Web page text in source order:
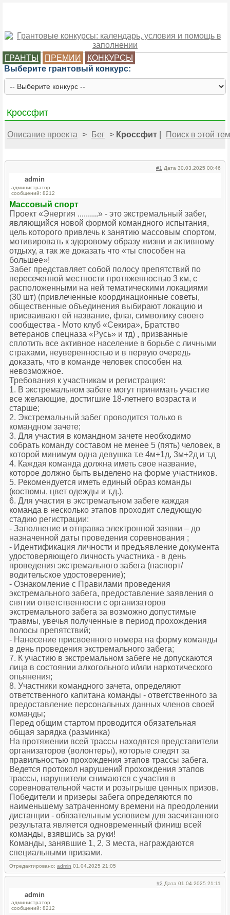
ГРАНТЫ ПРЕМИИ
КОНКУРСЫ
Выберите грантовый конкурс:
Кроссфит
Описание проекта > Бег > Кроссфит Поиск в этой
#1 Дата 30.03.2025 00:46
admin
администратор
сообщений: 8212
Массовый спорт
Проект «Энергия ..........» - это экстремальный забег,
являющийся новой формой командного испытания,
цель которого привлечь к занятию массовым спортом,
мотивировать к здоровому образу жизни и активному
отдыху, а так же доказать что «ты способен на
большее»!
Забег представляет собой полосу препятствий по
пересеченной местности протяженностью 3 км, с
расположенными на ней тематическими локациями
(30 шт) (привлеченные координационные советы,
общественные объединения выбирают локацию и
присваивают ей название, флаг, символику своего
сообщества - Мото клуб «Секира», Братство
ветеранов спецназа «Русь» и тд) , призванные
сплотить все активное население в борьбе с личными
страхами, неуверенностью и в первую очередь
доказать, что в команде человек способен на
невозможное.
Требования к участникам и регистрация:
1. В экстремальном забеге могут принимать участие
все желающие, достигшие 18-летнего возраста и
старше;
2. Экстремальный забег проводится только в
командном зачете;
3. Для участия в командном зачете необходимо
собрать команду составом не менее 5 (пять) человек, в
которой минимум одна девушка т.е 4м+1д, 3м+2д и т.д
4. Каждая команда должна иметь свое название,
которое должно быть выделено на форме участников.
5. Рекомендуется иметь единый образ команды
(костюмы, цвет одежды и т.д.).
6. Для участия в экстремальном забеге каждая
команда в несколько этапов проходит следующую
стадию регистрации:
- Заполнение и отправка электронной заявки – до
назначенной даты проведения соревнования ;
- Идентификация личности и предъявление документа
удостоверяющего личность участника - в день
проведения экстремального забега (паспорт/
водительское удостоверение);
- Ознакомление с Правилами проведения
экстремального забега, предоставление заявления о
снятии ответственности с организаторов
экстремального забега за возможно допустимые
травмы, увечья полученные в период прохождения
полосы препятствий;
- Нанесение присвоенного номера на форму команды
в день проведения экстремального забега;
7. К участию в экстремальном забеге не допускаются
лица в состоянии алкогольного и/или наркотического
опьянения;
8. Участники командного зачета, определяют
ответственного капитана команды - ответственного за
предоставление персональных данных членов своей
команды;
Перед общим стартом проводится обязательная
общая зарядка (разминка)
На протяжении всей трассы находятся представители
организаторов (волонтеры), которые следят за
правильностью прохождения этапов трассы забега.
Ведется протокол нарушений прохождения этапов
трассы, нарушители снимаются с участия в
соревновательной части и розыгрыше ценных призов.
Победители и призеры забега определяются по
наименьшему затраченному времени на преодолении
дистанции - обязательным условием для засчитанного
результата является одновременный финиш всей
команды, взявшись за руки!
Команды, занявшие 1, 2, 3 места, награждаются
специальными призами.
Отредактировано: admin 01.04.2025 21:05
#2 Дата 01.04.2025 21:11
admin
администратор
сообщений: 8212